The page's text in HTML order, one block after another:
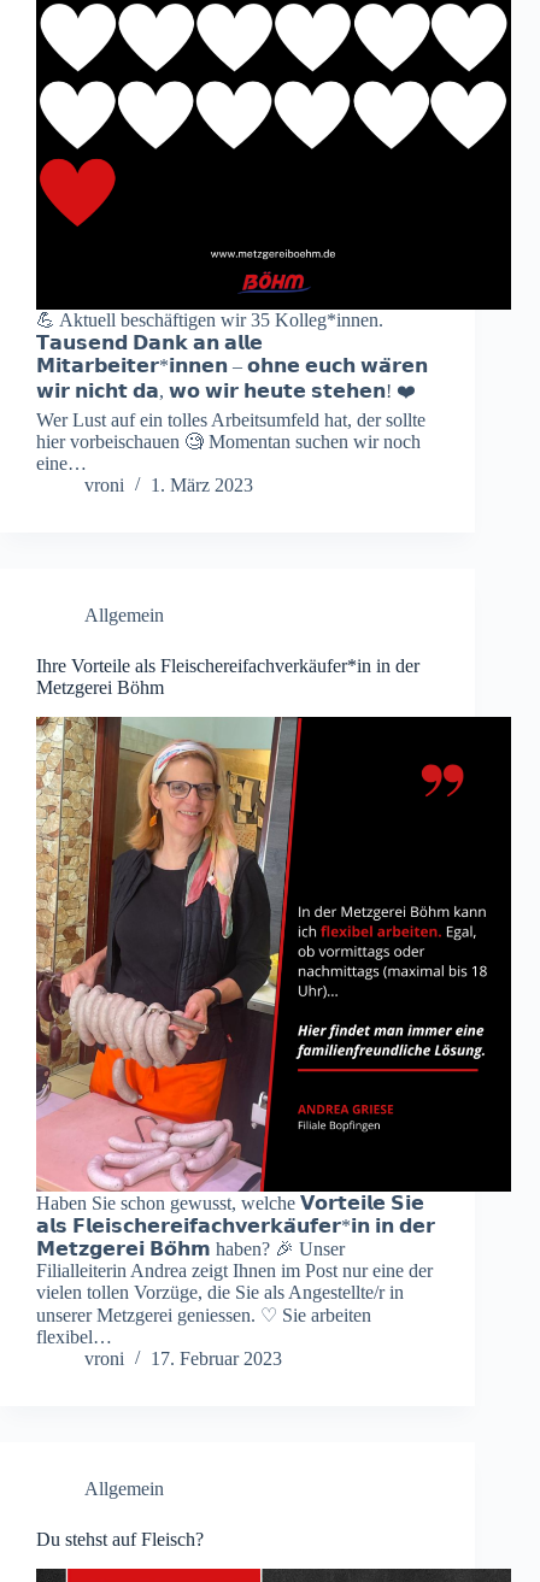
💪 Aktuell beschäftigen wir 35 Kolleg*innen.
𝗧𝗮𝘂𝘀𝗲𝗻𝗱 𝗗𝗮𝗻𝗸 𝗮𝗻 𝗮𝗹𝗹𝗲
𝗠𝗶𝘁𝗮𝗿𝗯𝗲𝗶𝘁𝗲𝗿*𝗶𝗻𝗻𝗲𝗻 – 𝗼𝗵𝗻𝗲 𝗲𝘂𝗰𝗵 𝘄𝗮̈𝗿𝗲𝗻
𝘄𝗶𝗿 𝗻𝗶𝗰𝗵𝘁 𝗱𝗮, 𝘄𝗼 𝘄𝗶𝗿 𝗵𝗲𝘂𝘁𝗲 𝘀𝘁𝗲𝗵𝗲𝗻! ❤️
Wer Lust auf ein tolles Arbeitsumfeld hat, der sollte
hier vorbeischauen 🧐 Momentan suchen wir noch
eine…
vroni
1. März 2023
Allgemein
Ihre Vorteile als Fleischereifachverkäufer*in in der
Metzgerei Böhm
Haben Sie schon gewusst, welche 𝗩𝗼𝗿𝘁𝗲𝗶𝗹𝗲 𝗦𝗶𝗲
𝗮𝗹𝘀 𝗙𝗹𝗲𝗶𝘀𝗰𝗵𝗲𝗿𝗲𝗶𝗳𝗮𝗰𝗵𝘃𝗲𝗿𝗸𝗮̈𝘂𝗳𝗲𝗿*𝗶𝗻 𝗶𝗻 𝗱𝗲𝗿
𝗠𝗲𝘁𝘇𝗴𝗲𝗿𝗲𝗶 𝗕𝗼̈𝗵𝗺 haben? 🎉 Unser
Filialleiterin Andrea zeigt Ihnen im Post nur eine der
vielen tollen Vorzüge, die Sie als Angestellte/r in
unserer Metzgerei geniessen. ♡ Sie arbeiten
flexibel…
vroni
17. Februar 2023
Allgemein
Du stehst auf Fleisch?